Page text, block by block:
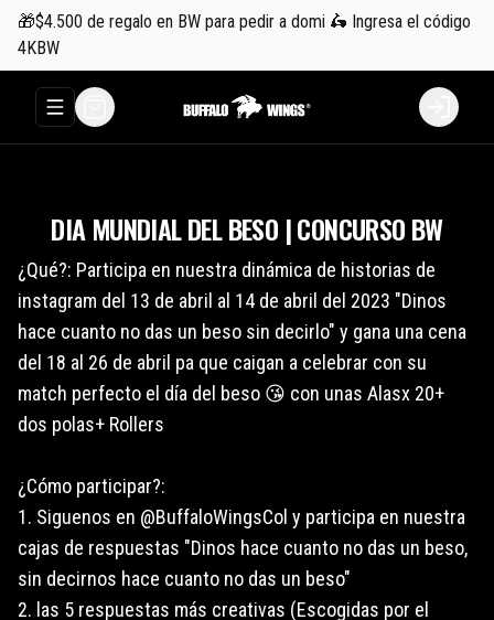
🎁$4.500 de regalo en BW para pedir a domi 🛵 Ingresa el código
4KBW
Abrir menu de navegación Login
DIA MUNDIAL DEL BESO | CONCURSO BW
¿Qué?: Participa en nuestra dinámica de historias de
instagram del 13 de abril al 14 de abril del 2023 "Dinos
hace cuanto no das un beso sin decirlo" y gana una cena
del 18 al 26 de abril pa que caigan a celebrar con su
match perfecto el día del beso 😘 con unas Alasx 20+
dos polas+ Rollers
¿Cómo participar?:
1. Siguenos en @BuffaloWingsCol y participa en nuestra
cajas de respuestas "Dinos hace cuanto no das un beso,
sin decirnos hace cuanto no das un beso"
2. las 5 respuestas más creativas (Escogidas por el